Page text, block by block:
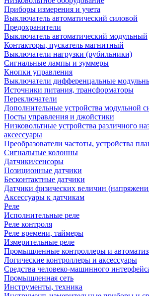
Приборы измерения и учета
Выключатель автоматический силовой
Предохранители
Выключатель автоматический модульный
Контакторы, пускатель магнитный
Выключатели нагрузки (рубильники)
Сигнальные лампы и зуммеры
Кнопки управления
Выключатели дифференцальные
Источники питания, трансформаторы
Переключатели
Дополнительные устройства модульной
Посты управления и джойстики
Низковольтные устройства различного
аксессуары
Преобразователи частоты, устройства
Сигнальные колонны
Датчики/сенсоры
Позиционные датчики
Бесконтактные датчики
Датчики физических величин
Аксессуары к датчикам
Реле
Исполнительные реле
Реле контроля
Реле времени, таймеры
Измерительные реле
Промышленные контроллеры и
Логические контроллеры и аксессуары
Средства человеко-машинного
Промышленная сеть
Инструменты, техника